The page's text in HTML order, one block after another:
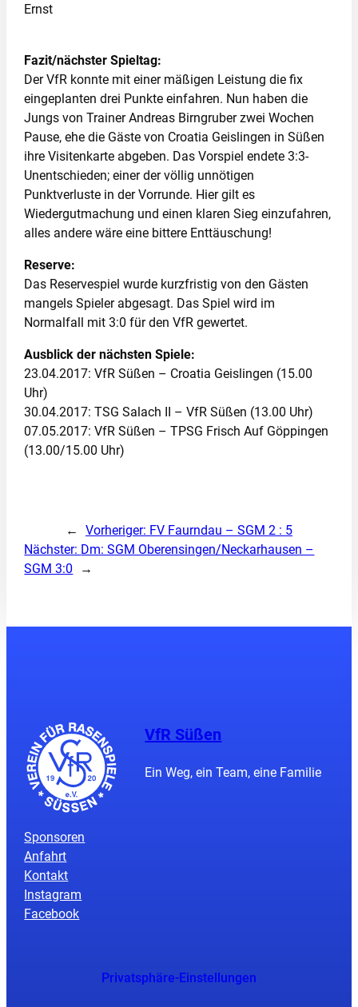
Ernst
Fazit/nächster Spieltag:
Der VfR konnte mit einer mäßigen Leistung die fix
eingeplanten drei Punkte einfahren. Nun haben die
Jungs von Trainer Andreas Birngruber zwei Wochen
Pause, ehe die Gäste von Croatia Geislingen in Süßen
ihre Visitenkarte abgeben. Das Vorspiel endete 3:3-
Unentschieden; einer der völlig unnötigen
Punktverluste in der Vorrunde. Hier gilt es
Wiedergutmachung und einen klaren Sieg einzufahren,
alles andere wäre eine bittere Enttäuschung!
Reserve:
Das Reservespiel wurde kurzfristig von den Gästen
mangels Spieler abgesagt. Das Spiel wird im
Normalfall mit 3:0 für den VfR gewertet.
Ausblick der nächsten Spiele:
23.04.2017: VfR Süßen – Croatia Geislingen (15.00
Uhr)
30.04.2017: TSG Salach II – VfR Süßen (13.00 Uhr)
07.05.2017: VfR Süßen – TPSG Frisch Auf Göppingen
(13.00/15.00 Uhr)
← Vorheriger: FV Faurndau – SGM 2 : 5
Nächster: Dm: SGM Oberensingen/Neckarhausen –
SGM 3:0
→
VfR Süßen
Ein Weg, ein Team, eine Familie
Sponsoren
Anfahrt
Kontakt
Instagram
Facebook
Privatsphäre-Einstellungen